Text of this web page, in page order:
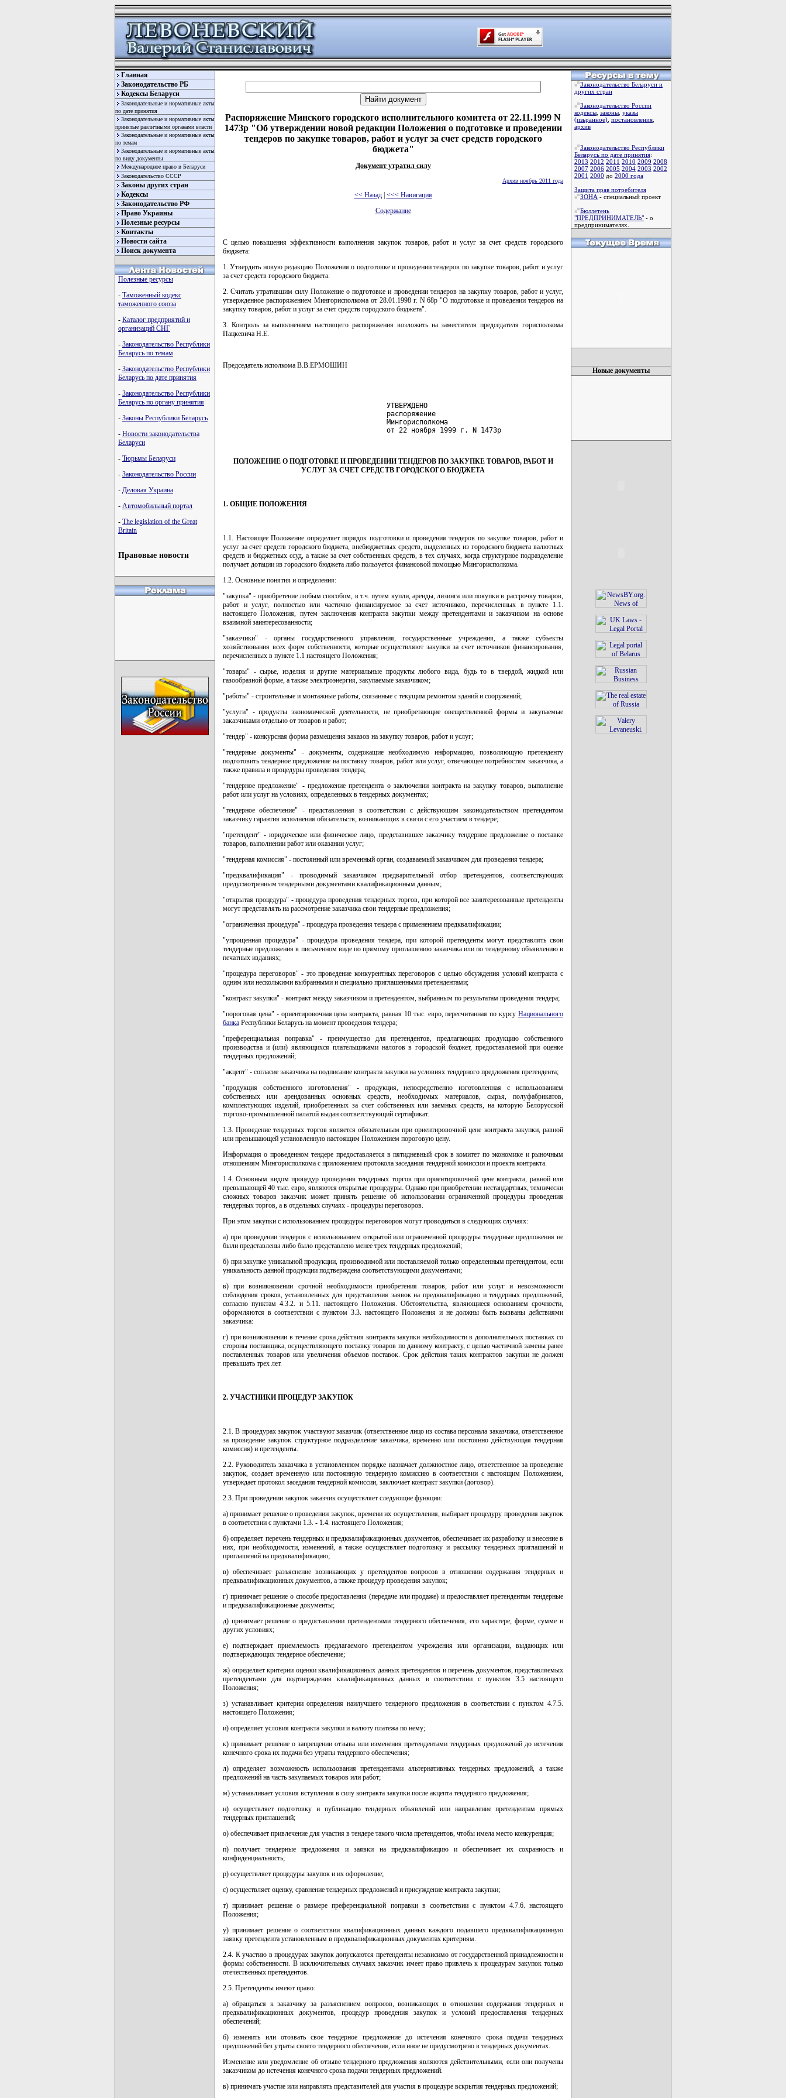
Главная
Законодательство РБ
Кодексы Беларуси
Законодательные и нормативные акты
по дате принятия
Законодательные и нормативные акты
принятые различными органами власти
Законодательные и нормативные акты
по темам
Законодательные и нормативные акты
по виду документы
Международное право в Беларуси
Законодательство СССР
Законы других стран
Кодексы
Законодательство РФ
Право Украины
Полезные ресурсы
Контакты
Новости сайта
Поиск документа
Полезные ресурсы
- Таможенный кодекс
таможенного союза
- Каталог предприятий и
организаций СНГ
- Законодательство Республики
Беларусь по темам
- Законодательство Республики
Беларусь по дате принятия
- Законодательство Республики
Беларусь по органу принятия
- Законы Республики Беларусь
- Новости законодательства
Беларуси
- Тюрьмы Беларуси
- Законодательство России
- Деловая Украина
- Автомобильный портал
- The legislation of the Great
Britain
Правовые новости
Распоряжение Минского городского исполнительного комитета от 22.11.1999 N
1473р "Об утверждении новой редакции Положения о подготовке и проведении
тендеров по закупке товаров, работ и услуг за счет средств городского
бюджета"
Документ утратил силу
Архив ноябрь 2011 года
<< Назад| <<< Навигация
Содержание
С целью повышения эффективности выполнения закупок товаров, работ и услуг за счет средств городского
бюджета:
1. Утвердить новую редакцию Положения о подготовке и проведении тендеров по закупке товаров, работ и услуг
за счет средств городского бюджета.
2. Считать утратившим силу Положение о подготовке и проведении тендеров на закупку товаров, работ и услуг,
утвержденное распоряжением Мингорисполкома от 28.01.1998 г. N 68р "О подготовке и проведении тендеров на
закупку товаров, работ и услуг за счет средств городского бюджета".
3. Контроль за выполнением настоящего распоряжения возложить на заместителя председателя горисполкома
Пацкевича Н.Е.
Председатель исполкома В.В.ЕРМОШИН
                                        УТВЕРЖДЕНО
                                        распоряжение
                                        Мингорисполкома
                                        от 22 ноября 1999 г. N 1473р
ПОЛОЖЕНИЕ О ПОДГОТОВКЕ И ПРОВЕДЕНИИ ТЕНДЕРОВ ПО ЗАКУПКЕ ТОВАРОВ, РАБОТ И
УСЛУГ ЗА СЧЕТ СРЕДСТВ ГОРОДСКОГО БЮДЖЕТА
1. ОБЩИЕ ПОЛОЖЕНИЯ
1.1. Настоящее Положение определяет порядок подготовки и проведения тендеров по закупке товаров, работ и
услуг за счет средств городского бюджета, внебюджетных средств, выделенных из городского бюджета валютных
средств и бюджетных ссуд, а также за счет собственных средств, в тех случаях, когда структурное подразделение
получает дотации из городского бюджета либо пользуется финансовой помощью Мингорисполкома.
1.2. Основные понятия и определения:
"закупка" - приобретение любым способом, в т.ч. путем купли, аренды, лизинга или покупки в рассрочку товаров,
работ и услуг, полностью или частично финансируемое за счет источников, перечисленных в пункте 1.1.
настоящего Положения, путем заключения контракта закупки между претендентами и заказчиком на основе
взаимной заинтересованности;
"заказчики" - органы государственного управления, государственные учреждения, а также субъекты
хозяйствования всех форм собственности, которые осуществляют закупки за счет источников финансирования,
перечисленных в пункте 1.1 настоящего Положения;
"товары" - сырье, изделия и другие материальные продукты любого вида, будь то в твердой, жидкой или
газообразной форме, а также электроэнергия, закупаемые заказчиком;
"работы" - строительные и монтажные работы, связанные с текущим ремонтом зданий и сооружений;
"услуги" - продукты экономической деятельности, не приобретающие овеществленной формы и закупаемые
заказчиками отдельно от товаров и работ;
"тендер" - конкурсная форма размещения заказов на закупку товаров, работ и услуг;
"тендерные документы" - документы, содержащие необходимую информацию, позволяющую претенденту
подготовить тендерное предложение на поставку товаров, работ или услуг, отвечающее потребностям заказчика, а
также правила и процедуры проведения тендера;
"тендерное предложение" - предложение претендента о заключении контракта на закупку товаров, выполнение
работ или услуг на условиях, определенных в тендерных документах;
"тендерное обеспечение" - представленная в соответствии с действующим законодательством претендентом
заказчику гарантия исполнения обязательств, возникающих в связи с его участием в тендере;
"претендент" - юридическое или физическое лицо, представившее заказчику тендерное предложение о поставке
товаров, выполнении работ или оказании услуг;
"тендерная комиссия" - постоянный или временный орган, создаваемый заказчиком для проведения тендера;
"предквалификация" - проводимый заказчиком предварительный отбор претендентов, соответствующих
предусмотренным тендерными документами квалификационным данным;
"открытая процедура" - процедура проведения тендерных торгов, при которой все заинтересованные претенденты
могут представлять на рассмотрение заказчика свои тендерные предложения;
"ограниченная процедура" - процедура проведения тендера с применением предквалификации;
"упрощенная процедура" - процедура проведения тендера, при которой претенденты могут представлять свои
тендерные предложения в письменном виде по прямому приглашению заказчика или по тендерному объявлению в
печатных изданиях;
"процедура переговоров" - это проведение конкурентных переговоров с целью обсуждения условий контракта с
одним или несколькими выбранными и специально приглашенными претендентами;
"контракт закупки" - контракт между заказчиком и претендентом, выбранным по результатам проведения тендера;
"пороговая цена" - ориентировочная цена контракта, равная 10 тыс. евро, пересчитанная по курсу Национального
банка Республики Беларусь на момент проведения тендера;
"преференциальная поправка" - преимущество для претендентов, предлагающих продукцию собственного
производства и (или) являющихся плательщиками налогов в городской бюджет, предоставляемой при оценке
тендерных предложений;
"акцепт" - согласие заказчика на подписание контракта закупки на условиях тендерного предложения претендента;
"продукция собственного изготовления" - продукция, непосредственно изготовленная с использованием
собственных или арендованных основных средств, необходимых материалов, сырья, полуфабрикатов,
комплектующих изделий, приобретенных за счет собственных или заемных средств, на которую Белорусской
торгово-промышленной палатой выдан соответствующий сертификат.
1.3. Проведение тендерных торгов является обязательным при ориентировочной цене контракта закупки, равной
или превышающей установленную настоящим Положением пороговую цену.
Информация о проведенном тендере предоставляется в пятидневный срок в комитет по экономике и рыночным
отношениям Мингорисполкома с приложением протокола заседания тендерной комиссии и проекта контракта.
1.4. Основным видом процедур проведения тендерных торгов при ориентировочной цене контракта, равной или
превышающей 40 тыс. евро, являются открытые процедуры. Однако при приобретении нестандартных, технически
сложных товаров заказчик может принять решение об использовании ограниченной процедуры проведения
тендерных торгов, а в отдельных случаях - процедуры переговоров.
При этом закупки с использованием процедуры переговоров могут проводиться в следующих случаях:
а) при проведении тендеров с использованием открытой или ограниченной процедуры тендерные предложения не
были представлены либо было представлено менее трех тендерных предложений;
б) при закупке уникальной продукции, производимой или поставляемой только определенным претендентом, если
уникальность данной продукции подтверждена соответствующими документами;
в) при возникновении срочной необходимости приобретения товаров, работ или услуг и невозможности
соблюдения сроков, установленных для представления заявок на предквалификацию и тендерных предложений,
согласно пунктам 4.3.2. и 5.11. настоящего Положения. Обстоятельства, являющиеся основанием срочности,
оформляются в соответствии с пунктом 3.3. настоящего Положения и не должны быть вызваны действиями
заказчика:
г) при возникновении в течение срока действия контракта закупки необходимости в дополнительных поставках со
стороны поставщика, осуществляющего поставку товаров по данному контракту, с целью частичной замены ранее
поставленных товаров или увеличения объемов поставок. Срок действия таких контрактов закупки не должен
превышать трех лет.
2. УЧАСТНИКИ ПРОЦЕДУР ЗАКУПОК
2.1. В процедурах закупок участвуют заказчик (ответственное лицо из состава персонала заказчика, ответственное
за проведение закупок структурное подразделение заказчика, временно или постоянно действующая тендерная
комиссия) и претенденты.
2.2. Руководитель заказчика в установленном порядке назначает должностное лицо, ответственное за проведение
закупок, создает временную или постоянную тендерную комиссию в соответствии с настоящим Положением,
утверждает протокол заседания тендерной комиссии, заключает контракт закупки (договор).
2.3. При проведении закупок заказчик осуществляет следующие функции:
а) принимает решение о проведении закупок, времени их осуществления, выбирает процедуру проведения закупок
в соответствии с пунктами 1.3. - 1.4. настоящего Положения;
б) определяет перечень тендерных и предквалификационных документов, обеспечивает их разработку и внесение в
них, при необходимости, изменений, а также осуществляет подготовку и рассылку тендерных приглашений и
приглашений на предквалификацию;
в) обеспечивает разъяснение возникающих у претендентов вопросов в отношении содержания тендерных и
предквалификационных документов, а также процедур проведения закупок;
г) принимает решение о способе предоставления (передаче или продаже) и предоставляет претендентам тендерные
и предквалификационные документы;
д) принимает решение о предоставлении претендентами тендерного обеспечения, его характере, форме, сумме и
других условиях;
е) подтверждает приемлемость предлагаемого претендентом учреждения или организации, выдающих или
подтверждающих тендерное обеспечение;
ж) определяет критерии оценки квалификационных данных претендентов и перечень документов, представляемых
претендентами для подтверждения квалификационных данных в соответствии с пунктом 3.5 настоящего
Положения;
з) устанавливает критерии определения наилучшего тендерного предложения в соответствии с пунктом 4.7.5.
настоящего Положения;
и) определяет условия контракта закупки и валюту платежа по нему;
к) принимает решение о запрещении отзыва или изменения претендентами тендерных предложений до истечения
конечного срока их подачи без утраты тендерного обеспечения;
л) определяет возможность использования претендентами альтернативных тендерных предложений, а также
предложений на часть закупаемых товаров или работ;
м) устанавливает условия вступления в силу контракта закупки после акцепта тендерного предложения;
н) осуществляет подготовку и публикацию тендерных объявлений или направление претендентам прямых
тендерных приглашений;
о) обеспечивает привлечение для участия в тендере такого числа претендентов, чтобы имела место конкуренция;
п) получает тендерные предложения и заявки на предквалификацию и обеспечивает их сохранность и
конфиденциальность;
р) осуществляет процедуры закупок и их оформление;
с) осуществляет оценку, сравнение тендерных предложений и присуждение контракта закупки;
т) принимает решение о размере преференциальной поправки в соответствии с пунктом 4.7.6. настоящего
Положения;
у) принимает решение о соответствии квалификационных данных каждого подавшего предквалификационную
заявку претендента установленным в предквалификационных документах критериям.
2.4. К участию в процедурах закупок допускаются претенденты независимо от государственной принадлежности и
формы собственности. В исключительных случаях заказчик имеет право привлечь к процедурам закупок только
отечественных претендентов.
2.5. Претенденты имеют право:
а) обращаться к заказчику за разъяснением вопросов, возникающих в отношении содержания тендерных и
предквалификационных документов, процедур проведения закупок и условий предоставления тендерных
обеспечений;
б) изменить или отозвать свое тендерное предложение до истечения конечного срока подачи тендерных
предложений без утраты своего тендерного обеспечения, если иное не предусмотрено в тендерных документах.
Изменение или уведомление об отзыве тендерного предложения являются действительными, если они получены
заказчиком до истечения конечного срока подачи тендерных предложений.
в) принимать участие или направлять представителей для участия в процедуре вскрытия тендерных предложений;
Законодательство Беларуси и
других стран
Законодательство России
кодексы законы указы
(изьранное) постановления
архив
Законодательство Республики
Беларусь по дате принятия:
2013 2012 2011 2010 2009 2008
2007 2006 2005 2004 2003 2002
2001 2000 до 2000 года
Защита прав потребителя
ЗОНА - специальный проект
Бюллетень
"ПРЕДПРИНИМАТЕЛЬ" - о
предпринимателях.
Новые документы